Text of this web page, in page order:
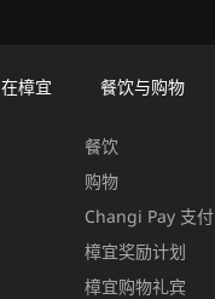
在樟宜 餐饮与购物
餐饮
购物
Changi Pay 支付
樟宜奖励计划
樟宜购物礼宾